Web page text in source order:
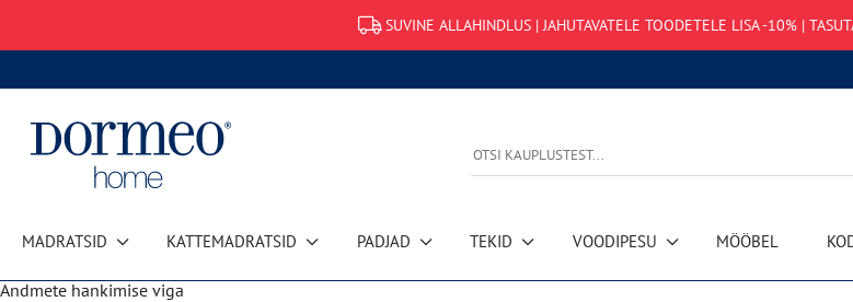
SUVINE ALLAHINDLUS | JAHUTAVATELE TOODETELE LISA -10% |
MADRATSID KATTEMADRATSID PADJAD TEKID VOODIPESU MÖÖBEL
Andmete hankimise viga